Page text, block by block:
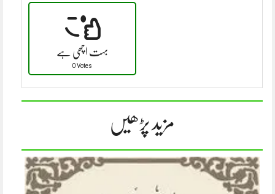
بہت اچھی ہے
0 Votes
مزید پڑھیں